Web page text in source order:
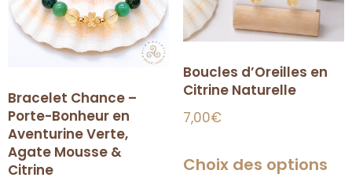
Bracelet Chance –
Porte-Bonheur en
Aventurine Verte,
Agate Mousse &
Citrine
Boucles d’Oreilles en
Citrine Naturelle
7,00€
Choix des options